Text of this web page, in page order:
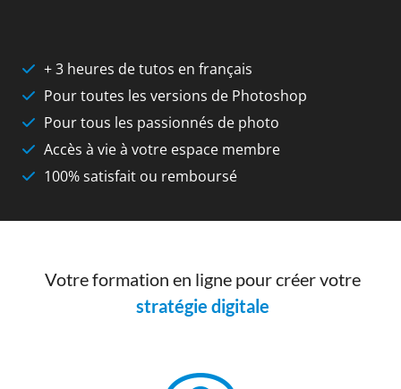
+ 3 heures de tutos en français
Pour toutes les versions de Photoshop
Pour tous les passionnés de photo
Accès à vie à votre espace membre
100% satisfait ou remboursé
Votre formation en ligne pour créer votre
stratégie digitale